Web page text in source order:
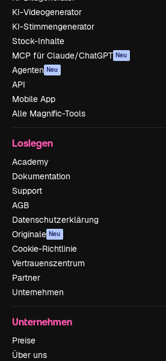
KI-Videogenerator
KI-Stimmengenerator
Stock-Inhalte
MCP für Claude/ChatGPT Neu
Agenten Neu
API
Mobile App
Alle Magnific-Tools
Loslegen
Academy
Dokumentation
Support
AGB
Datenschutzerklärung
Originale Neu
Cookie-Richtlinie
Vertrauenszentrum
Partner
Unternehmen
Unternehmen
Preise
Über uns